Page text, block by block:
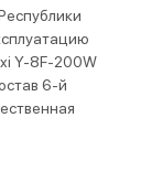
Y-8F-200W
6-й